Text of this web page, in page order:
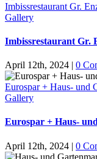
Imbissrestaurant Gr.
Gallery
Imbissrestaurant Gr.
April 12th, 2024 | 0
Eurospar + Haus- und
Gallery
Eurospar + Haus-
April 12th, 2024 | 0